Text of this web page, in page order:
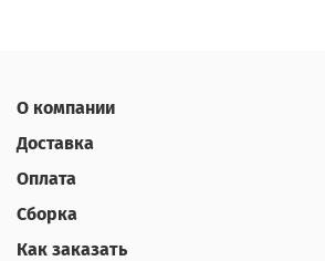
О компании
Доставка
Оплата
Сборка
Как заказать